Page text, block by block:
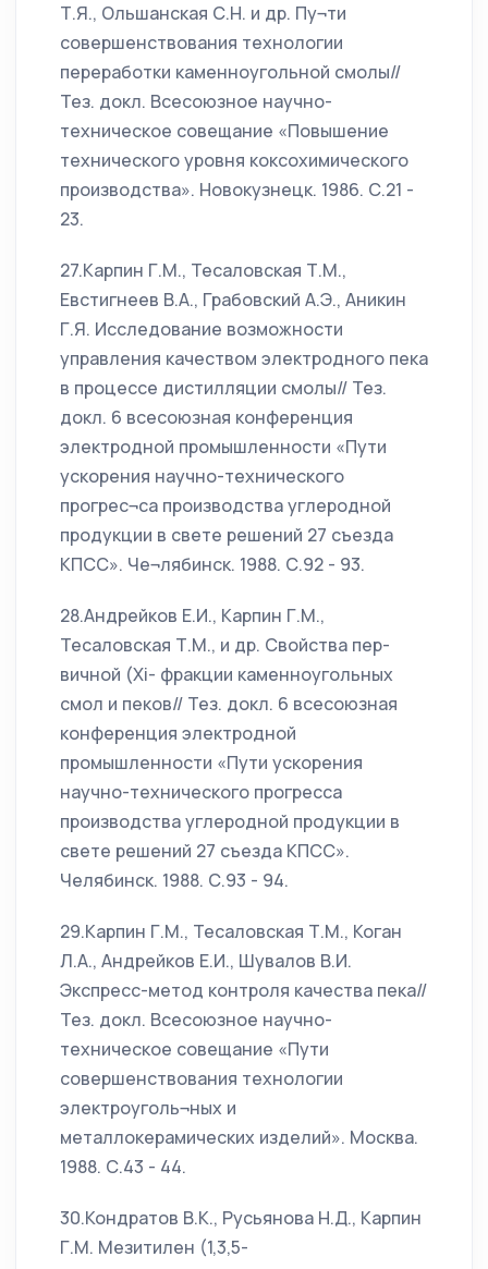
Т.Я., Ольшанская С.Н. и др. Пу¬ти
совершенствования технологии
переработки каменноугольной смолы//
Тез. докл. Всесоюзное научно-
техническое совещание «Повышение
технического уровня коксохимического
производства». Новокузнецк. 1986. С.21 -
23.
27.Карпин Г.М., Тесаловская Т.М.,
Евстигнеев В.А., Грабовский А.Э., Аникин
Г.Я. Исследование возможности
управления качеством электродного пека
в процессе дистилляции смолы// Тез.
докл. 6 всесоюзная конференция
электродной промышленности «Пути
ускорения научно-технического
прогрес¬са производства углеродной
продукции в свете решений 27 съезда
КПСС». Че¬лябинск. 1988. С.92 - 93.
28.Андрейков Е.И., Карпин Г.М.,
Тесаловская Т.М., и др. Свойства пер-
вичной (Xi- фракции каменноугольных
смол и пеков// Тез. докл. 6 всесоюзная
конференция электродной
промышленности «Пути ускорения
научно-технического прогресса
производства углеродной продукции в
свете решений 27 съезда КПСС».
Челябинск. 1988. С.93 - 94.
29.Карпин Г.М., Тесаловская Т.М., Коган
Л.А., Андрейков Е.И., Шувалов В.И.
Экспресс-метод контроля качества пека//
Тез. докл. Всесоюзное научно-
техническое совещание «Пути
совершенствования технологии
электроуголь¬ных и
металлокерамических изделий». Москва.
1988. С.43 - 44.
30.Кондратов В.К., Русьянова Н.Д., Карпин
Г.М. Мезитилен (1,3,5-